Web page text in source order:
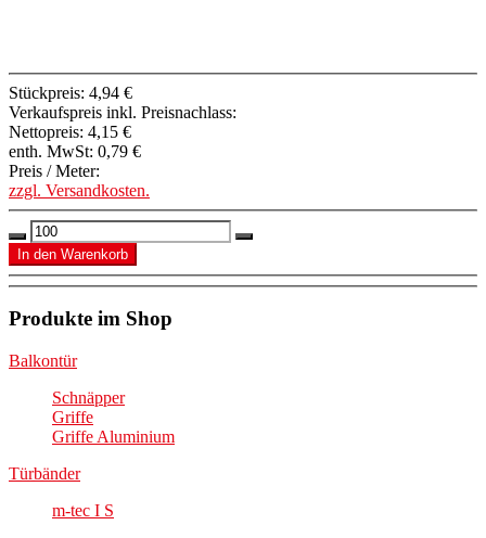
Stückpreis: 4,94 €
Verkaufspreis inkl. Preisnachlass:
Nettopreis: 4,15 €
enth. MwSt: 0,79 €
Preis / Meter:
zzgl. Versandkosten.
Produkte im Shop
Balkontür
Schnäpper
Griffe
Griffe Aluminium
Türbänder
m-tec I S